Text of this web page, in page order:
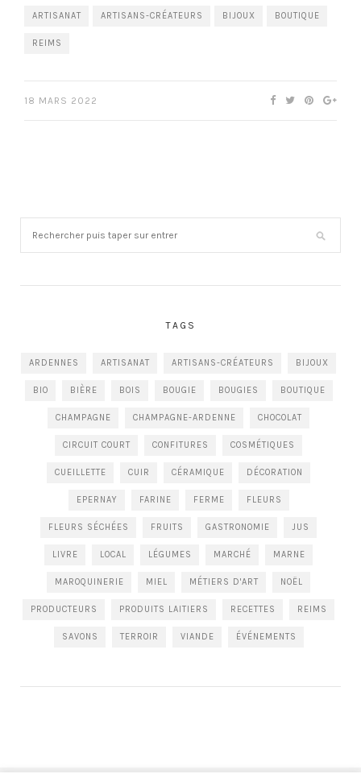
ARTISANAT ARTISANS-CRÉATEURS BIJOUX BOUTIQUE
REIMS
18 MARS 2022
TAGS
ARDENNES ARTISANAT ARTISANS-CRÉATEURS BIJOUX
BIO BIÈRE BOIS BOUGIE BOUGIES BOUTIQUE
CHAMPAGNE CHAMPAGNE-ARDENNE CHOCOLAT
CIRCUIT COURT CONFITURES COSMÉTIQUES
CUEILLETTE CUIR CÉRAMIQUE DÉCORATION
EPERNAY FARINE FERME FLEURS
FLEURS SÉCHÉES FRUITS GASTRONOMIE JUS
LIVRE LOCAL LÉGUMES MARCHÉ MARNE
MAROQUINERIE MIEL MÉTIERS D'ART NOËL
PRODUCTEURS PRODUITS LAITIERS RECETTES REIMS
SAVONS TERROIR VIANDE ÉVÉNEMENTS